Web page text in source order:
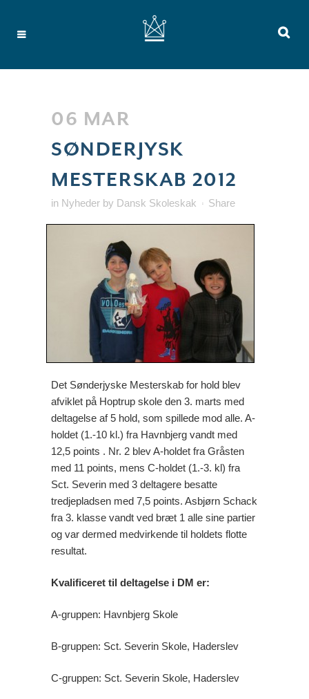
06 MAR
SØNDERJYSK
MESTERSKAB 2012
in Nyheder by Dansk Skoleskak Share
Det Sønderjyske Mesterskab for hold blev
afviklet på Hoptrup skole den 3. marts med
deltagelse af 5 hold, som spillede mod alle. A-
holdet (1.-10 kl.) fra Havnbjerg vandt med
12,5 points . Nr. 2 blev A-holdet fra Gråsten
med 11 points, mens C-holdet (1.-3. kl) fra
Sct. Severin med 3 deltagere besatte
tredjepladsen med 7,5 points. Asbjørn Schack
fra 3. klasse vandt ved bræt 1 alle sine partier
og var dermed medvirkende til holdets flotte
resultat.
Kvalificeret til deltagelse i DM er:
A-gruppen: Havnbjerg Skole
B-gruppen: Sct. Severin Skole, Haderslev
C-gruppen: Sct. Severin Skole, Haderslev